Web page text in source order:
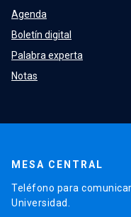
Agenda
Boletín digital
Palabra experta
Notas
MESA CENTRAL
Teléfono para
Universidad.